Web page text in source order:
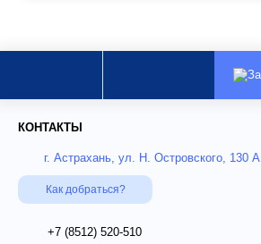
КОНТАКТЫ
г. Астрахань, ул. Н. Островского, 130 А
Как добраться?
+7 (8512) 520-510